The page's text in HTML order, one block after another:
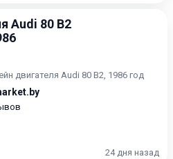
Audi 80 B2
двигателя Audi 80 B2, 1986 год
24 дня назад